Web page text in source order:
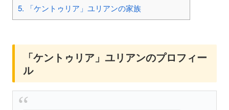
5. 「ケントゥリア」ユリアンの家族
「ケントゥリア」ユリアンのプロフィー
ル